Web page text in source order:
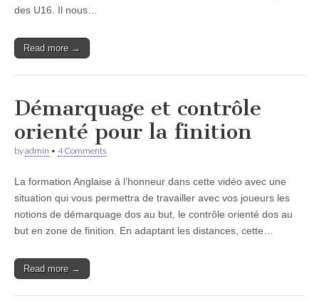
des U16. Il nous…
Read more →
Démarquage et contrôle
orienté pour la finition
byadmin • 4 Comments
La formation Anglaise à l’honneur dans cette vidéo avec une
situation qui vous permettra de travailler avec vos joueurs les
notions de démarquage dos au but, le contrôle orienté dos au
but en zone de finition. En adaptant les distances, cette…
Read more →